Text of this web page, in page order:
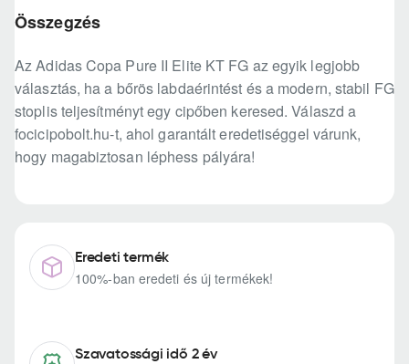
Összegzés
Az Adidas Copa Pure II Elite KT FG az egyik legjobb
választás, ha a bőrös labdaérintést és a modern, stabil FG
stoplis teljesítményt egy cipőben keresed. Válaszd a
focicipobolt.hu-t, ahol garantált eredetiséggel várunk,
hogy magabiztosan léphess pályára!
Eredeti termék
100%-ban eredeti és új termékek!
Szavatossági idő 2 év